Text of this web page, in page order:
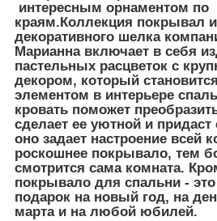
интересным орнаментом по
краям.Коллекция покрывал
декоративного шелка
Марианна включает в себя
пастельных расцветок с
декором, который
элементом в интерьере
кровать поможет
сделает ее уютной и
оно задает настроение всей
роскошнее покрывало, тем
смотрится сама комната.
покрывало для спальни -
подарок на новый год, на
марта и на любой юбилей.